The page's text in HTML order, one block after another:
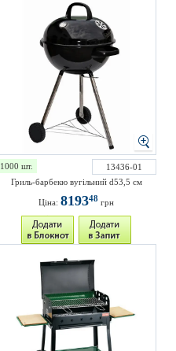
1000 шт.
13436-01
Гриль-барбекю вугільний d53,5 см
Ціна: 819348 грн